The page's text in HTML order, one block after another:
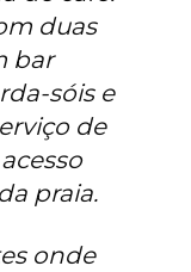
duas
bar
sóis e
de
praia.
onde